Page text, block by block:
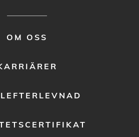
OM OSS